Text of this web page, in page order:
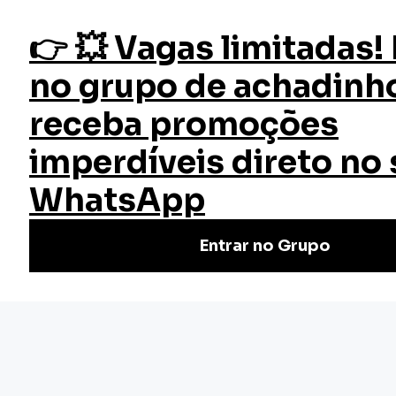
fazer login
Início Cursos Cursos Gratuitos
Criar Blog com WordPress e FireWorks
Curso Criar Blog com WordPress
e FireWorks
Faça o Curso Criar Blog com WordPress e FireWorks
Grátis | Certificado válido em todo Brasil. Não perca